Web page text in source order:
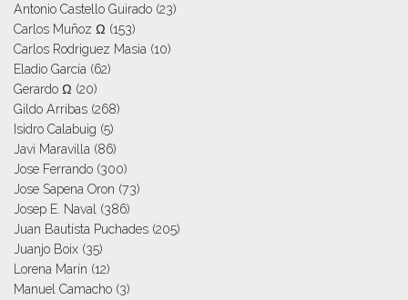
Antonio Castello Guirado (23)
Carlos Muñoz Ω (153)
Carlos Rodriguez Masia (10)
Eladio García (62)
Gerardo Ω (20)
Gildo Arribas (268)
Isidro Calabuig (5)
Javi Maravilla (86)
Jose Ferrando (300)
Jose Sapena Oron (73)
Josep E. Naval (386)
Juan Bautista Puchades (205)
Juanjo Boix (35)
Lorena Marín (12)
Manuel Camacho (3)